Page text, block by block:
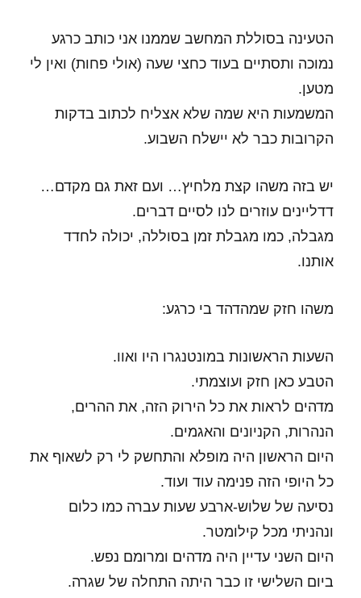
הטעינה בסוללת המחשב שממנו אני כותב כרגע
נמוכה ותסתיים בעוד כחצי שעה (אולי פחות) ואין לי
מטען.
המשמעות היא שמה שלא אצליח לכתוב בדקות
הקרובות כבר לא יישלח השבוע.
יש בזה משהו קצת מלחיץ… ועם זאת גם מקדם…
דדליינים עוזרים לנו לסיים דברים.
מגבלה, כמו מגבלת זמן בסוללה, יכולה לחדד
אותנו.
משהו חזק שמהדהד בי כרגע:
השעות הראשונות במונטנגרו היו ואוו.
הטבע כאן חזק ועוצמתי.
מדהים לראות את כל הירוק הזה, את ההרים,
הנהרות, הקניונים והאגמים.
היום הראשון היה מופלא והתחשק לי רק לשאוף את
כל היופי הזה פנימה עוד ועוד.
נסיעה של שלוש-ארבע שעות עברה כמו כלום
ונהניתי מכל קילומטר.
היום השני עדיין היה מדהים ומרומם נפש.
ביום השלישי זו כבר היתה התחלה של שגרה.